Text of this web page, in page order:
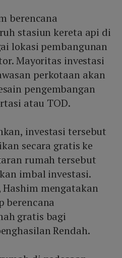
berencana
stasiun kereta api di
lokasi pembangunan
Mayoritas investasi
perkotaan akan
pengembangan
atau TOD.
investasi tersebut
secara gratis ke
rumah tersebut
imbal investasi.
mengatakan
berencana
gratis bagi
Rendah.